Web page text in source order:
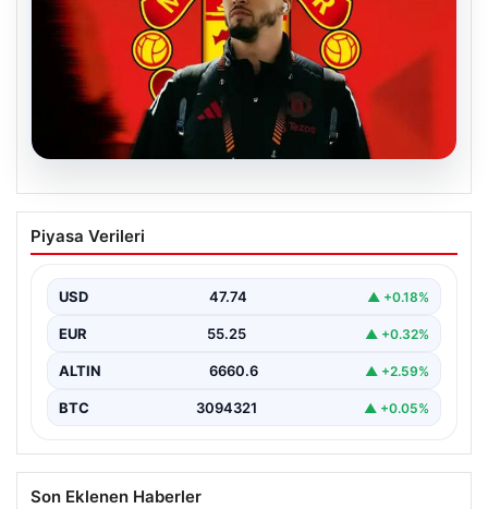
07.08.2026
Manchester United resmen duyurdu!
Altay Bayındır’ın yeni adresi belli oldu
Piyasa Verileri
USD 47.74 ▲ +0.18%
EUR 55.25 ▲ +0.32%
ALTIN 6660.6 ▲ +2.59%
BTC 3094321 ▲ +0.05%
Son Eklenen Haberler